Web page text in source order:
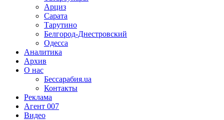
Арциз
Сарата
Тарутино
Белгород-Днестровский
Одесса
Аналитика
Архив
О нас
Бессарабия.ua
Контакты
Реклама
Агент 007
Видео